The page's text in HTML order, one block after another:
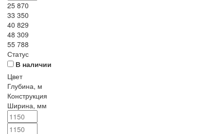
25 870
33 350
40 829
48 309
55 788
Статус
В наличии
Цвет
Глубина, м
Конструкция
Ширина, мм